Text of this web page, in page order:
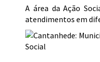
A área da Ação
atendimentos em